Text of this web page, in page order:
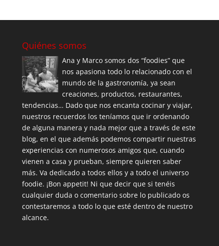
Quiénes somos
Ana y Marco somos dos “foodies” que
nos apasiona todo lo relacionado con el
mundo de la gastronomía, ya sean
creaciones, productos, restaurantes,
tendencias… Dado que nos encanta cocinar y viajar,
nuestros recuerdos los teníamos que ir ordenando
de alguna manera y nada mejor que a través de este
blog, en el que además podemos compartir nuestras
experiencias con numerosos amigos que, cuando
vienen a casa y prueban, siempre quieren saber
más. Va dedicado a todos ellos y a todo el universo
foodie. ¡Bon appetit! Ni que decir que si tenéis
cualquier duda o comentario sobre lo publicado os
contestaremos a todo lo que esté dentro de nuestro
alcance.